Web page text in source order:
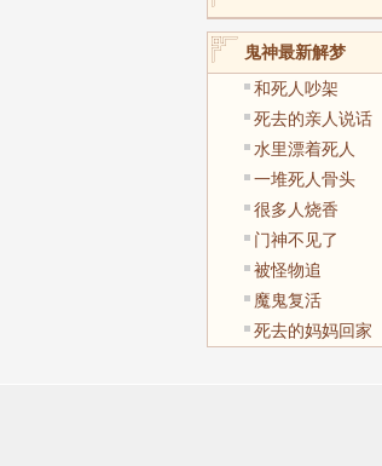
鬼神最新解梦
和死人吵架
死去的亲人说话
水里漂着死人
一堆死人骨头
很多人烧香
门神不见了
被怪物追
魔鬼复活
死去的妈妈回家